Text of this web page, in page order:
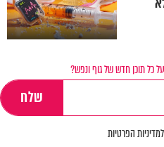
כל תוכן חדש של גוף ונפש?
למדיניות הפרטיות